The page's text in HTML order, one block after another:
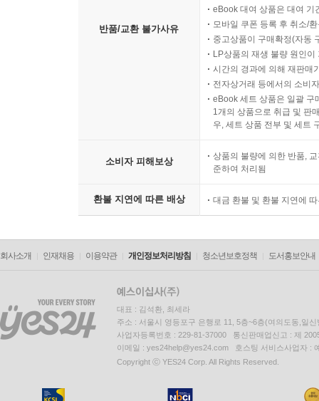
반품/교환 불가사유
eBook 대여 상품은 대여 기
모바일 쿠폰 등록 후 취소/
중고상품이 구매확정(자동
LP상품의 재생 불량 원인
시간의 경과에 의해 재판매
전자상거래 등에서의 소비
eBook 세트 상품은 일괄 구
1개의 상품으로 취급 및 판
우, 세트 상품 전부 및 세트
소비자 피해보상
상품의 불량에 의한 반품,
준하여 처리됨
환불 지연에 따른 배상 대금 환불 및 환불 지연에
회사소개 인재채용 이용약관 개인정보처리방침 청소년보호정책 도서홍보안내
대표 : 김석환, 최세라
주소 : 서울시 영등포구 은행로 11, 5층~6층(여의도동,일신
사업자등록번호 : 229-81-37000 통신판매업신고 : 제
이메일 : yes24help@yes24.com 호스팅 서비스사업자 :
Copyright ⓒ YES24 Corp. All Rights Reserved.